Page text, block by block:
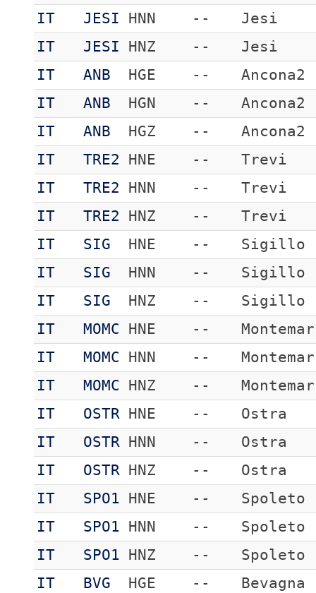
IT
JESI HNN --
Jesi
IT
JESI HNZ --
Jesi
IT
ANB HGE --
Ancona2
IT
ANB HGN --
Ancona2
IT
ANB HGZ --
Ancona2
IT
TRE2 HNE --
Trevi
IT
TRE2 HNN --
Trevi
IT
TRE2 HNZ --
Trevi
IT
SIG HNE --
Sigillo
IT
SIG HNN --
Sigillo
IT
SIG HNZ --
Sigillo
IT
MOMC HNE --
IT
MOMC HNN --
IT
MOMC HNZ --
IT
OSTR HNE --
Ostra
IT
OSTR HNN --
Ostra
IT
OSTR HNZ --
Ostra
IT
SPO1 HNE --
Spoleto
IT
SPO1 HNN --
Spoleto
IT
SPO1 HNZ --
Spoleto
IT
BVG HGE --
Bevagna